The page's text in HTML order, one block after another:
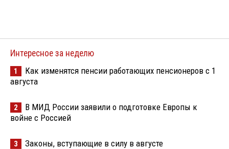
Интересное за неделю
1
Как изменятся пенсии работающих пенсионеров с 1
августа
2
В МИД России заявили о подготовке Европы к
войне с Россией
3 Законы, вступающие в силу в августе